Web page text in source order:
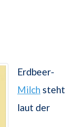
Erdbeer-
Milch steht
laut der